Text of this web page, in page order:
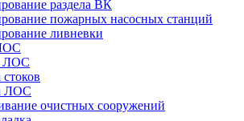
раздела ВК
пожарных насосных станций
ливневки
ЛОС
ЛОС
очистных сооружений